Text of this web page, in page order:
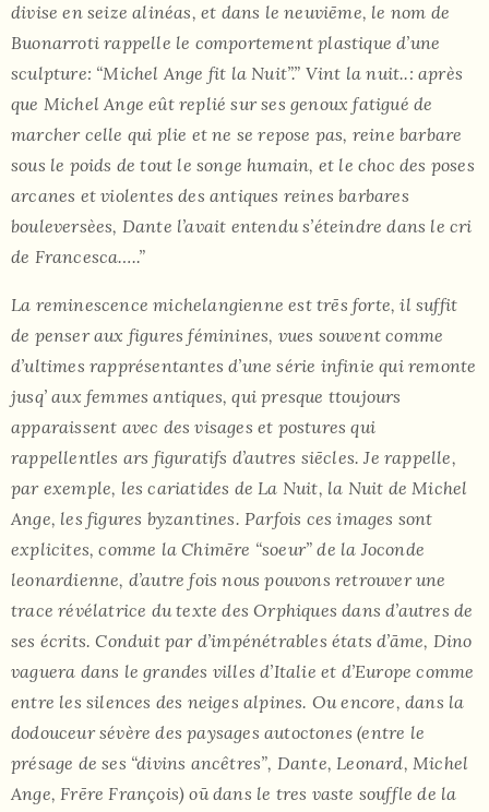
divise en seize alinéas, et dans le neuviēme, le nom de
Buonarroti rappelle le comportement plastique d’une
sculpture: “Michel Ange fit la Nuit”.” Vint la nuit..: après
que Michel Ange eût replié sur ses genoux fatigué de
marcher celle qui plie et ne se repose pas, reine barbare
sous le poids de tout le songe humain, et le choc des poses
arcanes et violentes des antiques reines barbares
bouleversèes, Dante l’avait entendu s’éteindre dans le cri
de Francesca…..”
La reminescence michelangienne est trēs forte, il suffit
de penser aux figures féminines, vues souvent comme
d’ultimes rapprésentantes d’une série infinie qui remonte
jusq’ aux femmes antiques, qui presque ttoujours
apparaissent avec des visages et postures qui
rappellentles ars figuratifs d’autres siēcles. Je rappelle,
par exemple, les cariatides de La Nuit, la Nuit de Michel
Ange, les figures byzantines. Parfois ces images sont
explicites, comme la Chimēre “soeur” de la Joconde
leonardienne, d’autre fois nous pouvons retrouver une
trace révélatrice du texte des Orphiques dans d’autres de
ses écrits. Conduit par d’impénétrables états d’āme, Dino
vaguera dans le grandes villes d’Italie et d’Europe comme
entre les silences des neiges alpines. Ou encore, dans la
dodouceur sévère des paysages autoctones (entre le
présage de ses “divins ancêtres”, Dante, Leonard, Michel
Ange, Frēre François) oū dans le tres vaste souffle de la